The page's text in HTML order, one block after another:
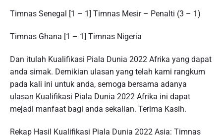
Timnas Senegal [1 – 1] Timnas Mesir – Penalti (3 – 1)
Timnas Ghana [1 – 1] Timnas Nigeria
Dan itulah Kualifikasi Piala Dunia 2022 Afrika yang dapat
anda simak. Demikian ulasan yang telah kami rangkum
pada kali ini untuk anda, semoga bersama adanya
ulasan Kualifikasi Piala Dunia 2022 Afrika ini dapat
mejadi manfaat bagi anda sekalian. Terima Kasih.
Rekap Hasil Kualifikasi Piala Dunia 2022 Asia: Timnas